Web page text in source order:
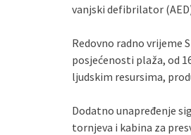
vanjski defibrilator
Redovno radno vrijeme
posjećenosti plaža, od
ljudskim resursima,
Dodatno unapređenje
tornjeva i kabina za